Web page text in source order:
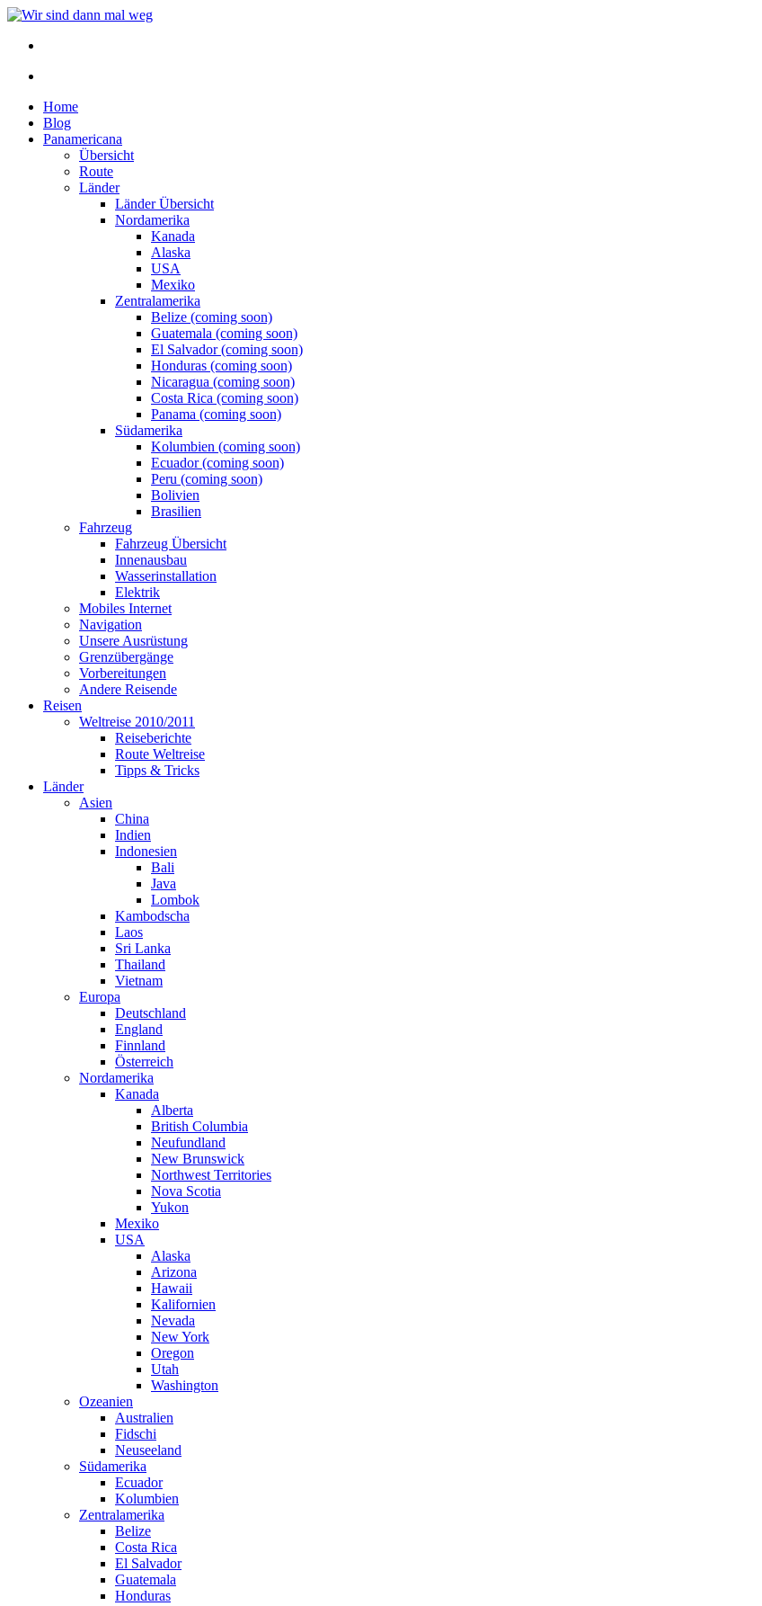
Home
Blog
Panamericana
Übersicht
Route
Länder
Länder Übersicht
Nordamerika
Kanada
Alaska
USA
Mexiko
Zentralamerika
Belize (coming soon)
Guatemala (coming soon)
El Salvador (coming soon)
Honduras (coming soon)
Nicaragua (coming soon)
Costa Rica (coming soon)
Panama (coming soon)
Südamerika
Kolumbien (coming soon)
Ecuador (coming soon)
Peru (coming soon)
Bolivien
Brasilien
Fahrzeug
Fahrzeug Übersicht
Innenausbau
Wasserinstallation
Elektrik
Mobiles Internet
Navigation
Unsere Ausrüstung
Grenzübergänge
Vorbereitungen
Andere Reisende
Reisen
Weltreise 2010/2011
Reiseberichte
Route Weltreise
Tipps & Tricks
Länder
Asien
China
Indien
Indonesien
Bali
Java
Lombok
Kambodscha
Laos
Sri Lanka
Thailand
Vietnam
Europa
Deutschland
England
Finnland
Österreich
Nordamerika
Kanada
Alberta
British Columbia
Neufundland
New Brunswick
Northwest Territories
Nova Scotia
Yukon
Mexiko
USA
Alaska
Arizona
Hawaii
Kalifornien
Nevada
New York
Oregon
Utah
Washington
Ozeanien
Australien
Fidschi
Neuseeland
Südamerika
Ecuador
Kolumbien
Zentralamerika
Belize
Costa Rica
El Salvador
Guatemala
Honduras